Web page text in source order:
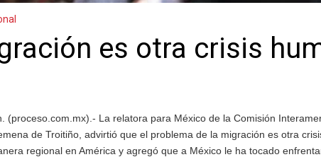
es otra crisis
(proceso.com.mx).- La relatora para México de la Comisión
de Troitiño, advirtió que el problema de la migración es otra
regional en América y agregó que a México le ha tocado